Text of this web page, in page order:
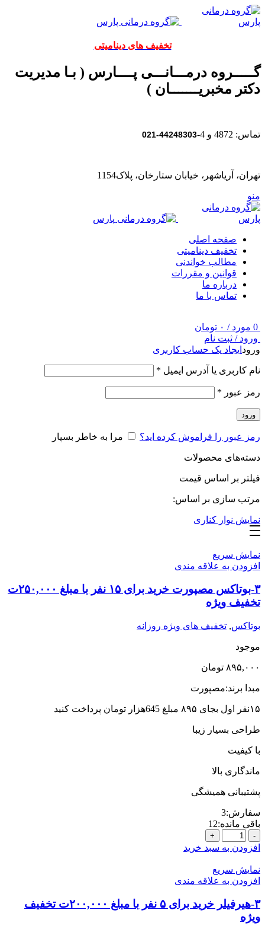
تخفیف های دینامیتی
گـــــروه درمـــانـــی پــــارس ( بـا مدیریت
دکتر مخبریـــــــان )
تماس: 4872 و 4- 44248303-021
تهران، آریاشهر، خیابان ستارخان، پلاک1154
منو
صفحه اصلی
تخفیف دینامیتی
مطالب خواندنی
قوانین و مقررات
درباره ما
تماس با ما
0 مورد / ۰ تومان
ورود / ثبت نام
ورود ایجاد یک حساب کاربری
نام کاربری یا آدرس ایمیل *
رمز عبور *
ورود
رمز عبور را فراموش کرده اید؟ مرا به خاطر بسپار
دسته‌های محصولات
فیلتر بر اساس قیمت
مرتب سازی بر اساس:
نمایش نوار کناری
نمایش سریع
افزودن به علاقه مندی
۳-بوتاکس مصپورت خرید برای ۱۵ نفر با مبلغ ۲۵۰,۰۰۰ت
تخفیف ویژه
بوتاکس, تخفیف های ویژه روزانه
موجود
۸۹۵,۰۰۰ تومان
مبدا برند:مصپورت
١۵نفر اول بجای ٨٩۵ مبلغ 645هزار تومان پرداخت کنید
طراحی بسیار زیبا
با کیفیت
ماندگاری بالا
پشتیبانی همیشگی
سفارش:3
باقی مانده:12
3-
بوتاکس
مصپورت
خرید
برای
15
نفر
با
مبلغ
افزودن به سبد خرید
نمایش سریع
افزودن به علاقه مندی
۳-هیرفیلر خرید برای ۵ نفر با مبلغ ۲۰۰,۰۰۰ت تخفیف
ویژه